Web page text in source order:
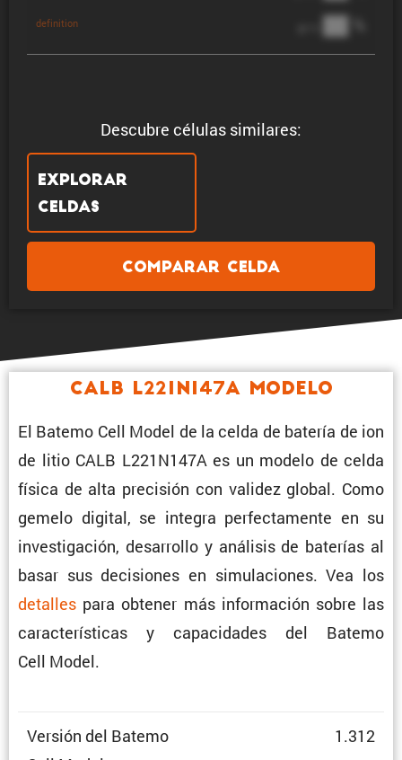
Descubre células similares:
Explorar
celdas
Comparar celda
definition ██ %
CALB L221N147A Modelo
El Batemo Cell Model de la celda de batería de ion
de litio CALB L221N147A es un modelo de celda
física de alta preci­sión con validez global. Como
gemelo digital, se integra perfec­ta­mente en su
inves­ti­ga­ción, desarrollo y análisis de baterías al
basar sus decisiones en simula­ciones. Vea los
detalles para obtener más infor­ma­ción sobre las
carac­te­rís­ticas y capaci­dades del Batemo
Cell Model.
Versión del Batemo
1.312